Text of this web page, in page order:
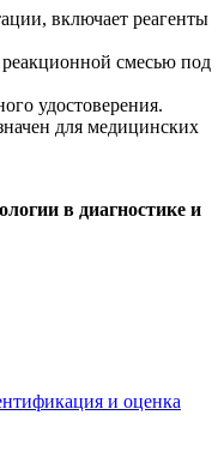
удостоверения.
для медицинских
в диагностике и
и оценка